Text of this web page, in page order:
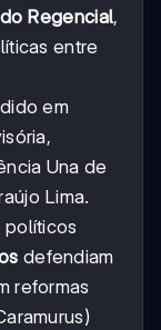
Regencial,
entre
em
Una de
Lima.
políticos
defendiam
reformas